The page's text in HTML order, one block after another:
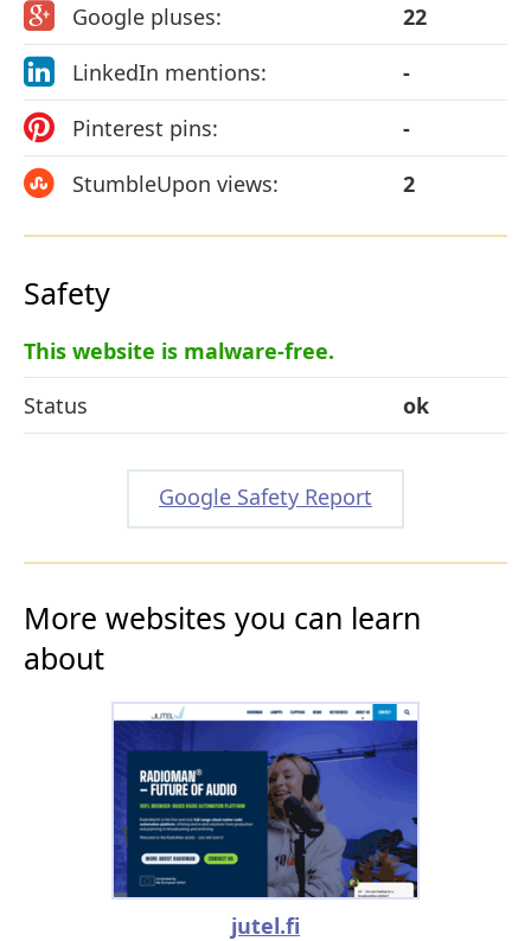
Google pluses:
22
LinkedIn mentions:
-
Pinterest pins:
-
StumbleUpon views:
2
Safety
This website is malware-free.
Status
ok
Google Safety Report
More websites you can learn
about
jutel.fi